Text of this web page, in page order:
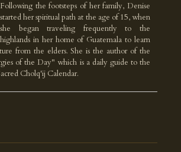
Following the footsteps of her family, Denise
started her spiritual path at the age of 15, when
she began traveling frequently to the
highlands in her home of Guatemala to learn
from the elders. She is the author of the
of the Day" which is a daily guide to the
Cholq'ij Calendar.